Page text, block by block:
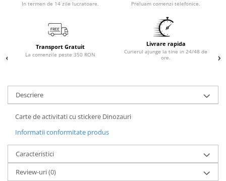
In termen de 14 zile lucratoare. Preluam comenzi telefonice.
Transport Gratuit
La comenzile peste 350 RON
Livrare rapida
Curierul ajunge la tine in 24/48 de
ore.
Descriere
Carte de activitati cu stickere Dinozauri
Informatii conformitate produs
Caracteristici
Review-uri(0)